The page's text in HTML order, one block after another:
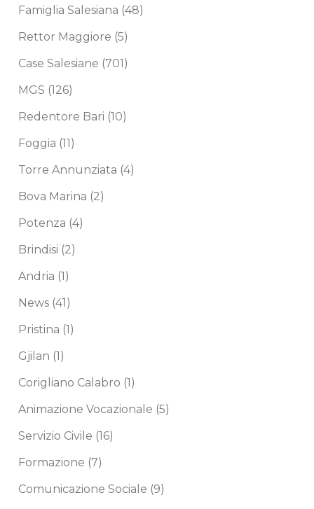
Famiglia Salesiana (48)
Rettor Maggiore (5)
Case Salesiane (701)
MGS (126)
Redentore Bari (10)
Foggia (11)
Torre Annunziata (4)
Bova Marina (2)
Potenza (4)
Brindisi (2)
Andria (1)
News (41)
Pristina (1)
Gjilan (1)
Corigliano Calabro (1)
Animazione Vocazionale (5)
Servizio Civile (16)
Formazione (7)
Comunicazione Sociale (9)